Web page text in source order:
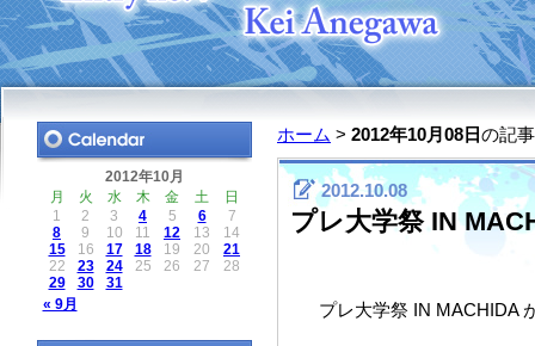
ホーム > 2012年10月08日の記
2012.10.08
プレ大学祭 IN
プレ大学祭 IN MACHIDA
2012年10月
月
火 水 木 金 土 日
« 9月
1 2 3 4 5 6
7
8
9 10 11 12 13
14
15
16 17 18 19 20
21
22
23 24 25 26 27
28
29
30 31